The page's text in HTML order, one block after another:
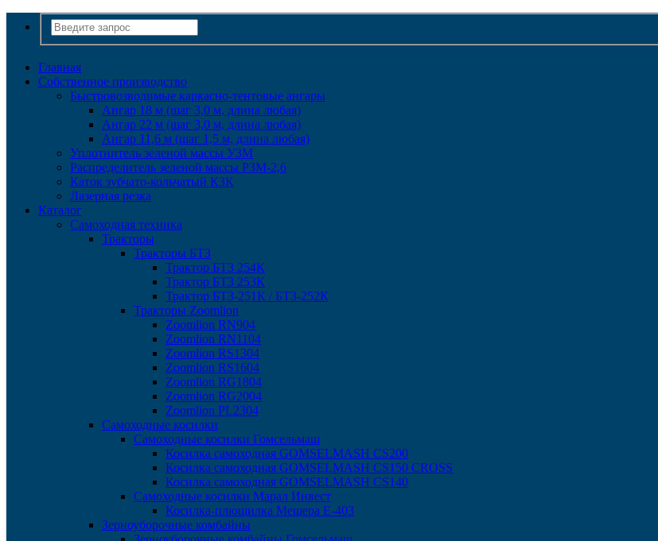
Главная
Собственное производство
Быстровозводимые каркасно-тентовые ангары
Ангар 18 м (шаг 3,0 м, длина любая)
Ангар 22 м (шаг 3,0 м, длина любая)
Ангар 11,6 м (шаг 1,5 м, длина любая)
Уплотнитель зеленой массы УЗМ
Распределитель зеленой массы РЗМ-2,6
Каток зубчато-кольчатый КЗК
Лазерная резка
Каталог
Самоходная техника
Тракторы
Тракторы БТЗ
Трактор БТЗ 254К
Трактор БТЗ 253К
Трактор БТЗ-251К / БТЗ-252К
Тракторы Zoomlion
Zoomlion RN904
Zoomlion RN1104
Zoomlion RS1304
Zoomlion RS1604
Zoomlion RG1804
Zoomlion RG2004
Zoomlion PL2304
Самоходные косилки
Самоходные косилки Гомсельмаш
Косилка самоходная GOMSELMASH CS200
Косилка самоходная GOMSELMASH CS150 CROSS
Косилка самоходная GOMSELMASH CS140
Самоходные косилки Марал Инвест
Косилка-плющилка Мещера Е-403
Зерноуборочные комбайны